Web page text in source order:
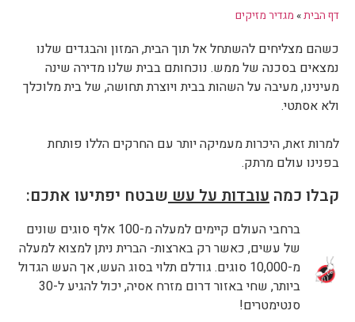
דף הבית» מגדיר מזיקים
כשהם מצליחים להשתחל אל תוך הבית, המזון והבגדים שלנו
נמצאים בסכנה של ממש. נוכחותם בבית שלנו מדירה שינה
מעינינו, מעיבה על השהות בבית ויוצרת תחושה, של בית מלוכלך
ולא אסתטי.
למרות זאת, היכרות מעמיקה יותר עם החרקים הללו פותחת
בפנינו עולם מרתק.
קבלו כמה עובדות על עששבטח יפתיעו אתכם:
ברחבי העולם קיימים למעלה מ-100 אלף סוגים שונים
של עשים, כאשר רק בארצות- הברית ניתן למצוא למעלה
מ-10,000 סוגים. גודלם תלוי בסוג העש, אך העש הגדול
ביותר, שחי באזור דרום מזרח אסיה, יכול להגיע ל-30
סנטימטרים!